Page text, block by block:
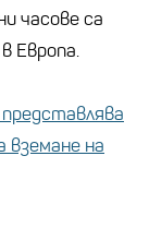
часове са
Европа.
вземане на